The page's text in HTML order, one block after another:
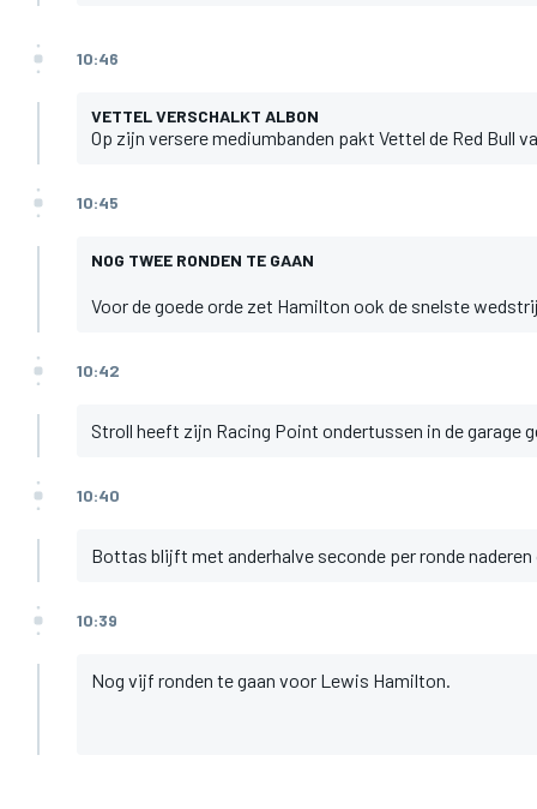
10:46
VETTEL VERSCHALKT ALBON
Op zijn versere mediumbanden pakt Vettel de Red Bull
10:45
NOG TWEE RONDEN TE GAAN
Voor de goede orde zet Hamilton ook de snelste
10:42
Stroll heeft zijn Racing Point ondertussen in de garage
10:40
Bottas blijft met anderhalve seconde per ronde
10:39
Nog vijf ronden te gaan voor Lewis Hamilton.